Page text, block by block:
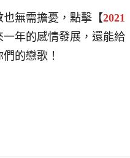
無需擔憂，點擊【2021
年的感情發展，還能給
的戀歌！